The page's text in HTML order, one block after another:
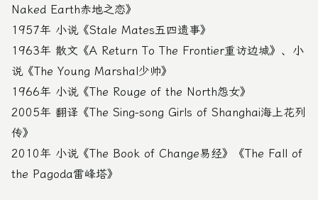
Naked Earth赤地之恋》
1957年 小说《Stale Mates五四遗事》
1963年 散文《A Return To The Frontier重访边城》、小
说《The Young Marshal少帅》
1966年 小说《The Rouge of the North怨女》
2005年 翻译《The Sing-song Girls of Shanghai海上花列
传》
2010年 小说《The Book of Change易经》《The Fall of
the Pagoda雷峰塔》